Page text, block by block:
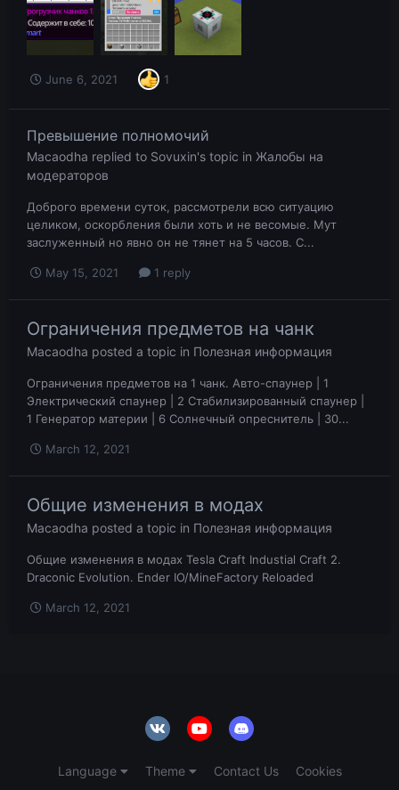
June 6, 2021 1
Превышение полномочий
Macaodha replied to Sovuxin's topic in Жалобы на
модераторов
Доброго времени суток, рассмотрели всю ситуацию
целиком, оскорбления были хоть и не весомые. Мут
заслуженный но явно он не тянет на 5 часов. С...
May 15, 2021 1 reply
Ограничения предметов на чанк
Macaodha posted a topic in Полезная информация
Ограничения предметов на 1 чанк. Авто-спаунер | 1
Электрический спаунер | 2 Стабилизированный спаунер |
1 Генератор материи | 6 Солнечный опреснитель | 30...
March 12, 2021
Общие изменения в модах
Macaodha posted a topic in Полезная информация
Общие изменения в модах Tesla Craft Industial Craft 2.
Draconic Evolution. Ender IO/MineFactory Reloaded
March 12, 2021
Language Theme Contact Us Cookies